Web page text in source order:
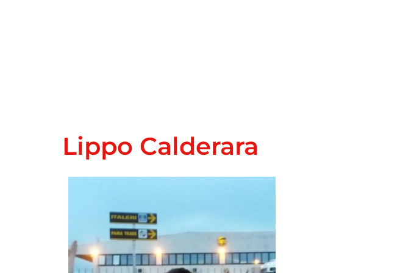
Lippo Calderara